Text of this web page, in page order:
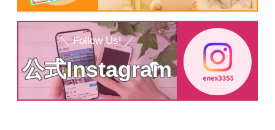
会社沿革
取組宣言
採用情報
募集要項
＼ Follow Us! ／
公式Instagram